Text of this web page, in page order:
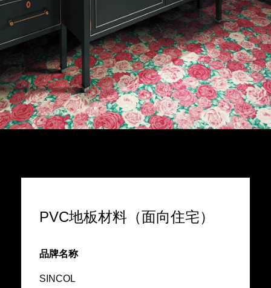
PVC地板材料（面向住宅）
品牌名称
SINCOL